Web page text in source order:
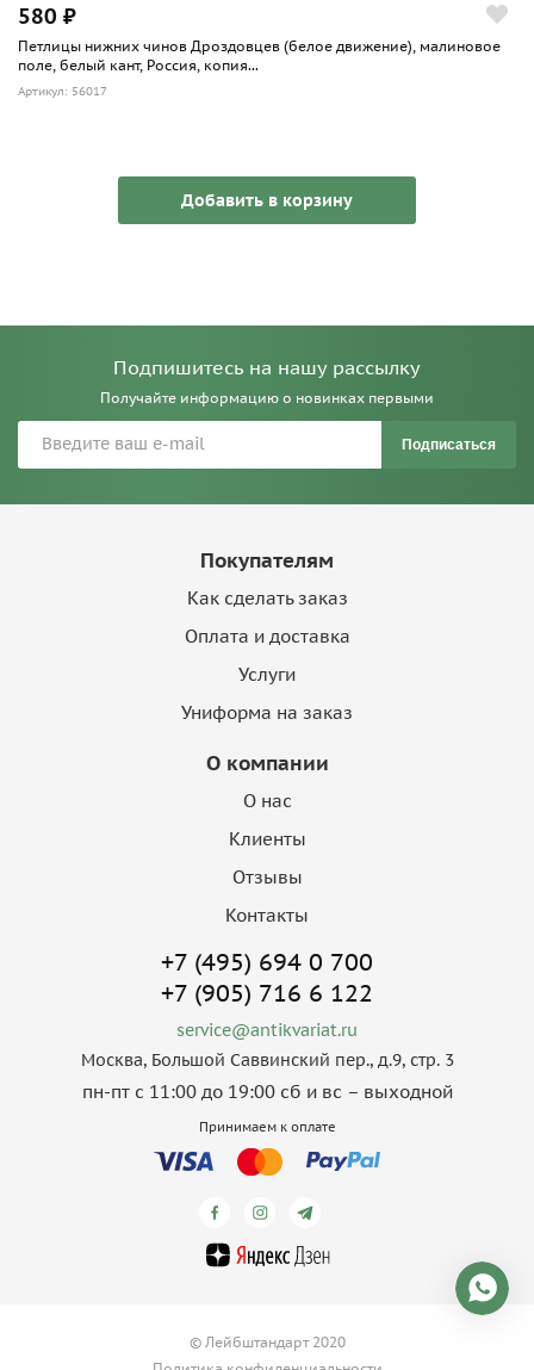
580 ₽
Петлицы нижних чинов Дроздовцев (белое движение), малиновое
поле, белый кант, Россия, копия...
Артикул: 56017
Добавить в корзину
Подпишитесь на нашу рассылку
Получайте информацию о новинках первыми
Подписаться
Покупателям
Как сделать заказ
Оплата и доставка
Услуги
Униформа на заказ
О компании
О нас
Клиенты
Отзывы
Контакты
+7 (495) 694 0 700
+7 (905) 716 6 122
service@antikvariat.ru
Москва, Большой Саввинский пер., д.9, стр. 3
пн-пт с 11:00 до 19:00 сб и вс – выходной
Принимаем к оплате
© Лейбштандарт 2020